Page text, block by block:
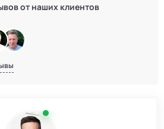
от наших клиентов